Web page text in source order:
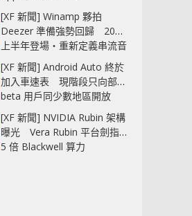
[XF 新聞] Winamp 夥拍
Deezer 準備強勢回歸 2027
上半年登場‧重新定義串流音
樂播放器
[XF 新聞] Android Auto 終於
加入車速表 現階段只向部分
beta 用戶同少數地區開放
[XF 新聞] NVIDIA Rubin 架構
曝光 Vera Rubin 平台劍指
5 倍 Blackwell 算力